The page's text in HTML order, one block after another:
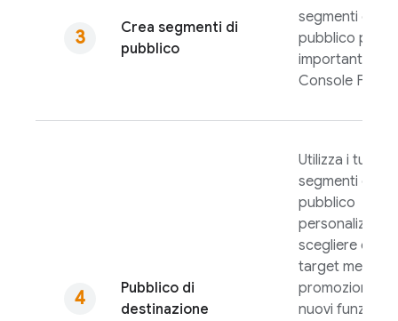
Crea segmenti di
pubblico
segmenti di
pubblico per te
importanti nel
Console
Pubblico di
destinazione
Utilizza i tuoi
segmenti di
pubblico
personalizzati
scegliere come
target
promozioni o
nuovi